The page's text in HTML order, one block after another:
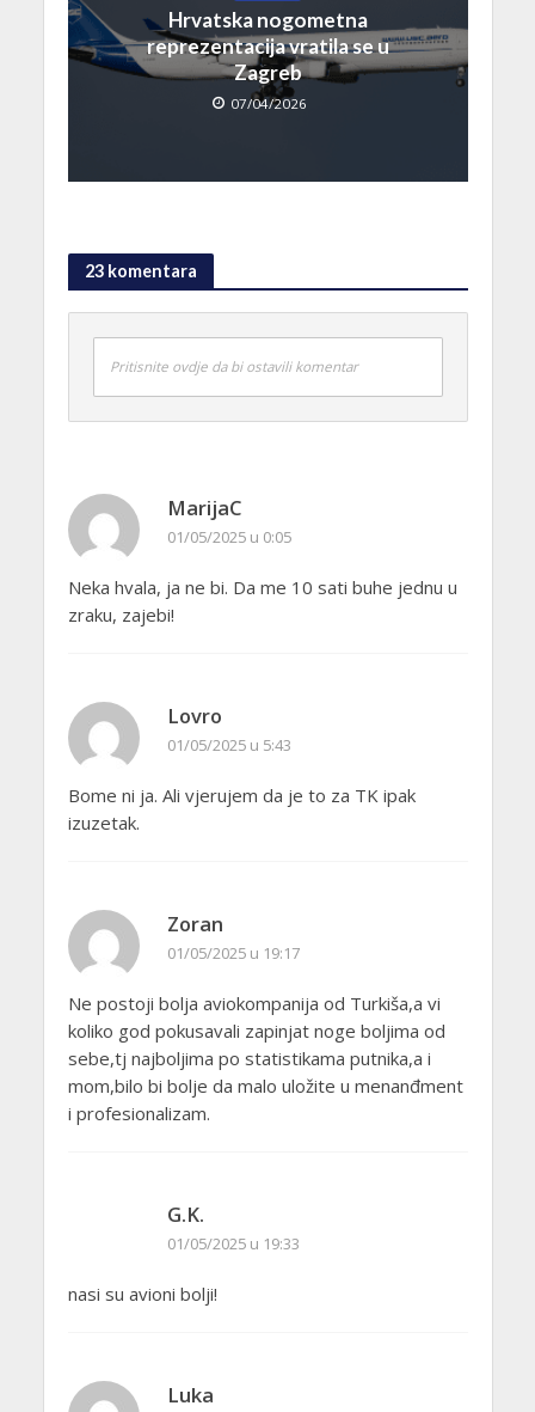
Hrvatska nogometna
reprezentacija vratila se u
Zagreb
07/04/2026
23 komentara
Pritisnite ovdje da bi ostavili komentar
MarijaC
01/05/2025 u 0:05
Neka hvala, ja ne bi. Da me 10 sati buhe jednu u
zraku, zajebi!
Lovro
01/05/2025 u 5:43
Bome ni ja. Ali vjerujem da je to za TK ipak
izuzetak.
Zoran
01/05/2025 u 19:17
Ne postoji bolja aviokompanija od Turkiša,a vi
koliko god pokusavali zapinjat noge boljima od
sebe,tj najboljima po statistikama putnika,a i
mom,bilo bi bolje da malo uložite u menanđment
i profesionalizam.
G.K.
01/05/2025 u 19:33
nasi su avioni bolji!
Luka